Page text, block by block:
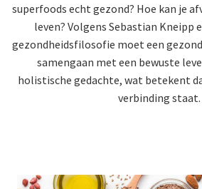
superfoods echt gezond? Hoe kan je
leven? Volgens Sebastian Kneipp
gezondheidsfilosofie moet een
samengaan met een bewuste
holistische gedachte, wat betekent
verbinding staat.